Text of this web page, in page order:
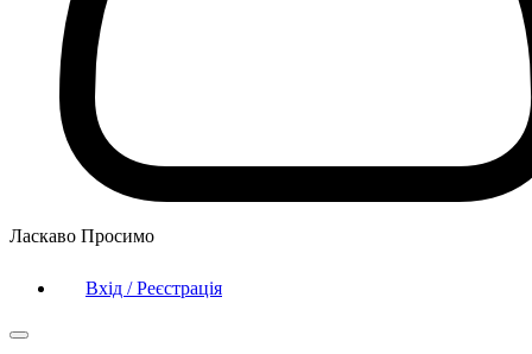
Ласкаво Просимо
Вхід / Реєстрація